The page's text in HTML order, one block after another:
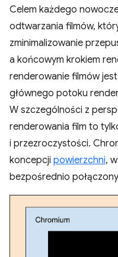
Celem każdego
odtwarzania filmów,
zminimalizowanie
a końcowym krokiem
renderowanie filmów
głównego potoku
W szczególności z
renderowania film to
i przezroczystości.
koncepcji powierzchni,
bezpośrednio